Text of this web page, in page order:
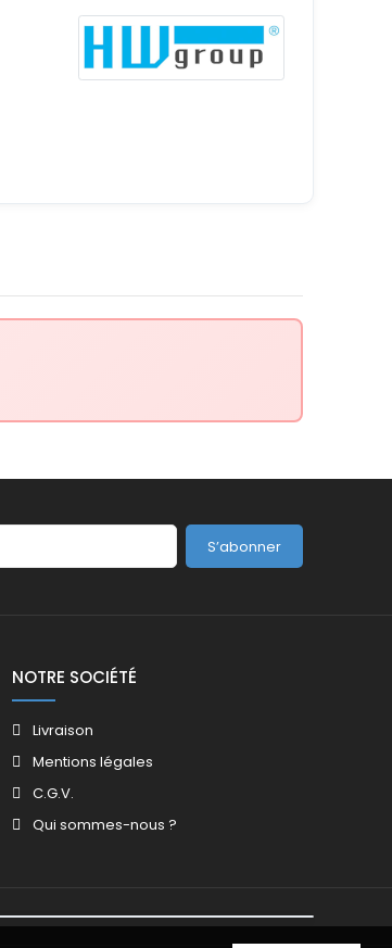
S’abonner
NOTRE SOCIÉTÉ
Livraison
Mentions légales
C.G.V.
Qui sommes-nous ?